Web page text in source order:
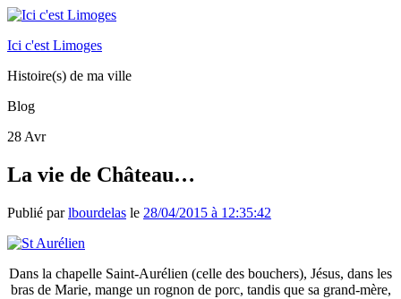
Ici c'est Limoges
Histoire(s) de ma ville
Blog
28 Avr
La vie de Château…
Publié parlbourdelas le 28/04/2015 à 12:35:42
Dans la chapelle Saint-Aurélien (celle des bouchers), Jésus, dans les
bras de Marie, mange un rognon de porc, tandis que sa grand-mère,